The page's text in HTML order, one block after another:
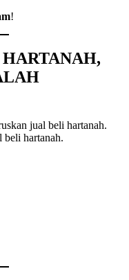
!
beli hartanah.